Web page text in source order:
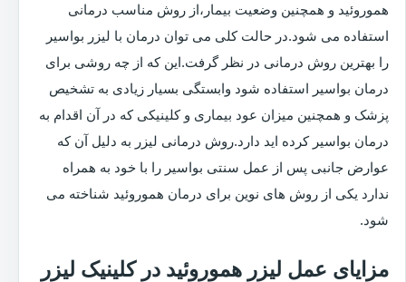
هموروئید و همچنین وضعیت بیمار،از روش مناسب درمانی
استفاده می شود.در حالت کلی می توان درمان با لیزر بواسیر
را بهترین روش درمانی در نظر گرفت.این که از چه روشی برای
درمان بواسیر استفاده شود وابستگی بسیار زیادی به تشخیص
پزشک و همچنین میزان عود بیماری و کلینیکی که در آن اقدام به
درمان بواسیر کرده اید دارد.روش درمانی لیزر به دلیل آن که
عوارض جانبی پس از عمل سنتی بواسیر را با خود به همراه
ندارد یکی از روش های نوین برای درمان هموروئید شناخته می
شود.
مزایای عمل لیزر هموروئید در کلینیک لیزر